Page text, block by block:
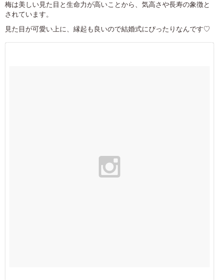
梅は美しい見た目と生命力が高いことから、気高さや長寿の象徴と
されています。
見た目が可愛い上に、縁起も良いので結婚式にぴったりなんです♡